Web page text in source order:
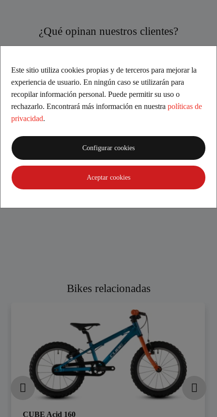
¿Qué opinan nuestros clientes?
Basado en comentarios
¡Genial experiencia! Muy contento del trato recibido. Me
prisas. Son grandes profesionales. Lo recomiendo.
Bikes relacionadas
CUBE Acid 160
Este sitio utiliza cookies propias y de terceros para mejorar la
experiencia de usuario. En ningún caso se utilizarán para
recopilar información personal. Puede permitir su uso o
rechazarlo. Encontrará más información en nuestra políticas de
privacidad.
Configurar cookies
Aceptar cookies